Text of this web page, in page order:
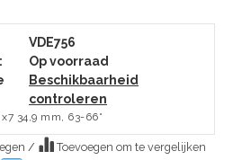
VDE756
Op voorraad
Beschikbaarheid
controleren
34,9 mm, 63-66°
/ Toevoegen om te vergelijken